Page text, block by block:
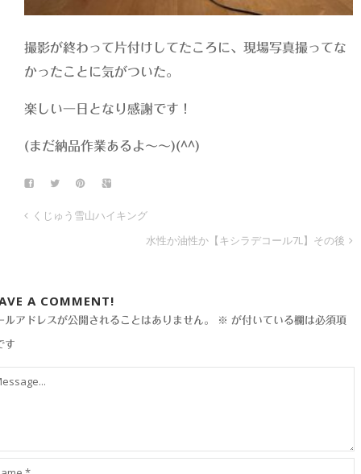
撮影が終わって片付けしてたころに、現場写真撮ってな
かったことに気がついた。
楽しい一日となり感謝です！
(まだ納品作業あるよ〜〜)(^^)
くじゅう雪山ハイキング
水性か油性か【キシラデコール7L】その後
A COMMENT!
ルアドレスが公開されることはありません。 ※ が付いている欄は必須項
す